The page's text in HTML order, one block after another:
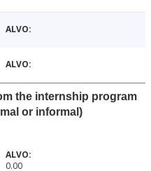
the internship program
or informal)
0.00